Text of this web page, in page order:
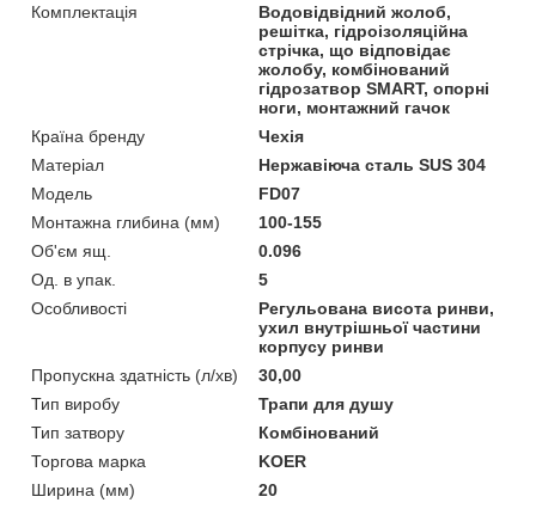
Комплектація
Водовідвідний жолоб,
решітка, гідроізоляційна
стрічка, що відповідає
жолобу, комбінований
гідрозатвор SMART, опорні
ноги, монтажний гачок
Країна бренду
Чехія
Матеріал
Нержавіюча сталь SUS 304
Мoдель
FD07
Монтажна глибина (мм)
100-155
Об'єм ящ.
0.096
Од. в упак.
5
Особливості
Регульована висота ринви,
ухил внутрішньої частини
корпусу ринви
Пропускна здатність (л/хв)
30,00
Тип виробу
Трапи для душу
Тип затвору
Комбінований
Торгова марка
KOER
Ширина (мм)
20